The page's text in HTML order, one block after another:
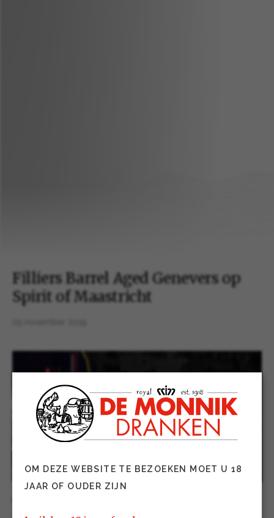
Filliers Barrel Aged Genevers op
Spirit of Maastricht
OM DEZE WEBSITE TE BEZOEKEN MOET U 18
JAAR OF OUDER ZIJN